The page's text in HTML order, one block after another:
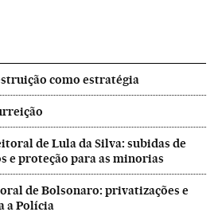
como estratégia
de Lula da Silva: subidas de
e proteção para as minorias
de Bolsonaro: privatizações e
a Polícia